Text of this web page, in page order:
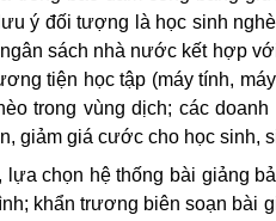
ý đối tượng là học sinh
sách nhà nước kết hợp
tiện học tập (máy tính,
trong vùng dịch; các
n, giảm giá cước cho học sinh,
lựa chọn hệ thống bài giảng
khẩn trương biên soạn bài